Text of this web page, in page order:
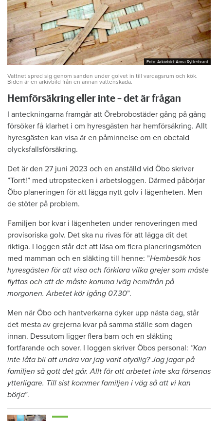
Foto: Arkivbild: Anna Rytterbrant
Foto: Arkivbild: Anna Rytterbrant
Vattnet spred sig genom sanden under golvet in till vardagsrum och kök.
Biden är en arkivbild från en annan vattenskada.
Hemförsäkring eller inte – det är frågan
I anteckningarna framgår att Örebrobostäder gång på gång
försöker få klarhet i om hyresgästen har hemförsäkring. Allt
hyresgästen kan visa är en påminnelse om en obetald
olycksfallsförsäkring.
Det är den 27 juni 2023 och en anställd vid Öbo skriver
”Torrt!” med utropstecken i arbetsloggen. Därmed påbörjar
Öbo planeringen för att lägga nytt golv i lägenheten. Men
de stöter på problem.
Familjen bor kvar i lägenheten under renoveringen med
provisoriska golv. Det ska nu rivas för att lägga dit det
riktiga. I loggen står det att läsa om flera planeringsmöten
med mamman och en släkting till henne: ”Hembesök hos
hyresgästen för att visa och förklara vilka grejer som måste
flyttas och att de måste komma iväg hemifrån på
morgonen. Arbetet kör igång 07.30”.
Men när Öbo och hantverkarna dyker upp nästa dag, står
det mesta av grejerna kvar på samma ställe som dagen
innan. Dessutom ligger flera barn och en släkting
fortfarande och sover. I loggen skriver Öbos personal: ”Kan
inte låta bli att undra var jag varit otydlig? Jag jagar på
familjen så gott det går. Allt för att arbetet inte ska försenas
ytterligare. Till sist kommer familjen i väg så att vi kan
börja”.